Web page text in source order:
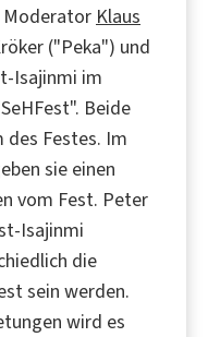
Moderator Klaus
("Peka") und
Isajinmi im
Beide
des Festes. Im
sie einen
vom Fest. Peter
Isajinmi
die
sein werden.
wird es